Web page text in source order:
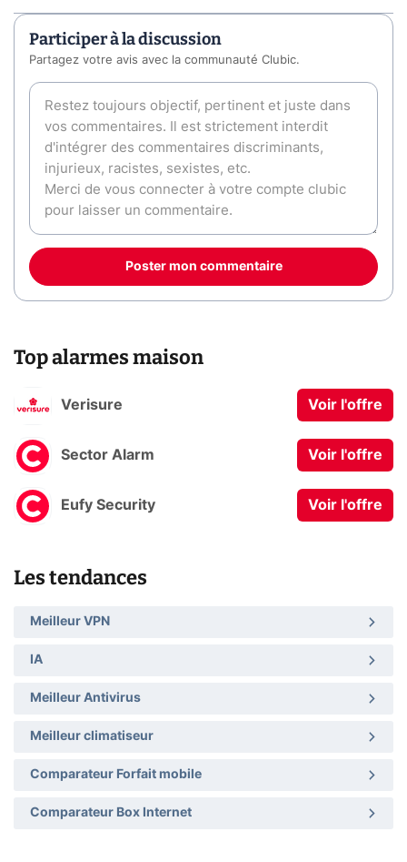
Participer à la discussion
Partagez votre avis avec la communauté Clubic.
Poster mon commentaire
Top alarmes maison
Verisure Voir l'offre
Sector Alarm Voir l'offre
Eufy Security Voir l'offre
Les tendances
Meilleur VPN
IA
Meilleur Antivirus
Meilleur climatiseur
Comparateur Forfait mobile
Comparateur Box Internet